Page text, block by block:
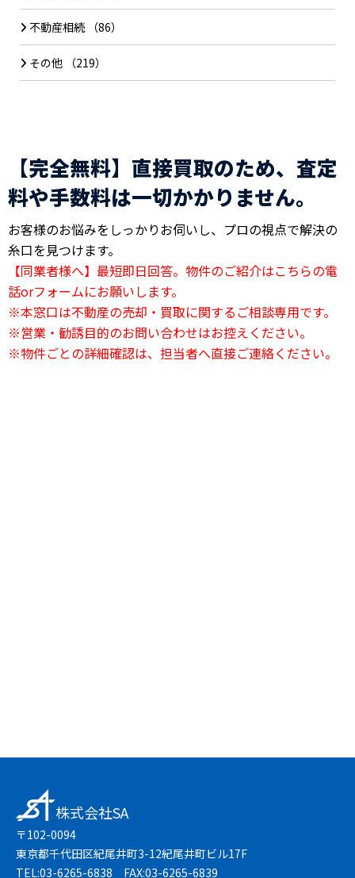
不動産相続（86）
その他 （219）
【完全無料】直接買取のため、査定
料や手数料は一切かかりません。
お客様のお悩みをしっかりお伺いし、プロの視点で解決の
糸口を見つけます。
【同業者様へ】最短即日回答。物件のご紹介はこちらの電
話orフォームにお願いします。
※本窓口は不動産の売却・買取に関するご相談専用です。
※営業・勧誘目的のお問い合わせはお控えください。
※物件ごとの詳細確認は、担当者へ直接ご連絡ください。
株式会社SA
〒102-0094
東京都千代田区紀尾井町3-12紀尾井町ビル17F
TEL:03-6265-6838 FAX:03-6265-6839